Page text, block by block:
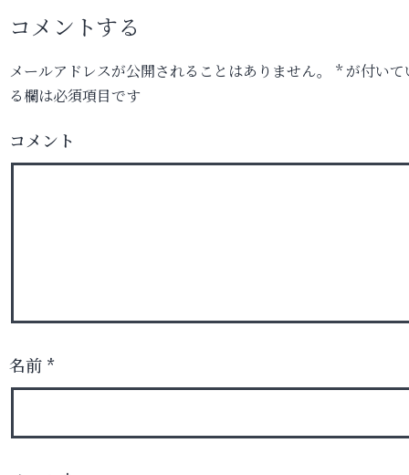
コメントする
メールアドレスが公開されることはありません。 *が付いて
る欄は必須項目です
コメント
名前 *